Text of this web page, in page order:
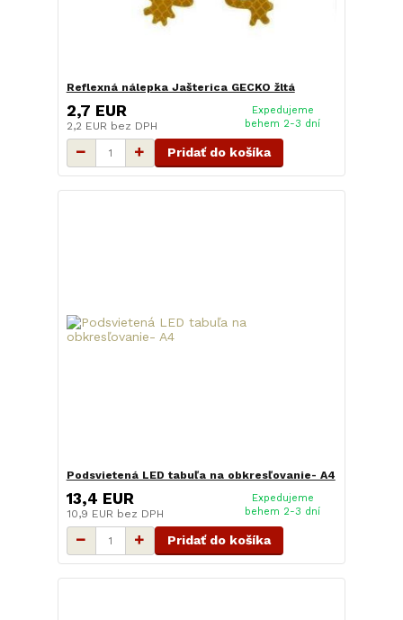
Reflexná nálepka Jašterica GECKO žltá
2,7 EUR
2,2 EUR bez DPH
Expedujeme
behem 2-3 dní
Pridať do košíka
Podsvietená LED tabuľa na obkresľovanie- A4
13,4 EUR
10,9 EUR bez DPH
Expedujeme
behem 2-3 dní
Pridať do košíka